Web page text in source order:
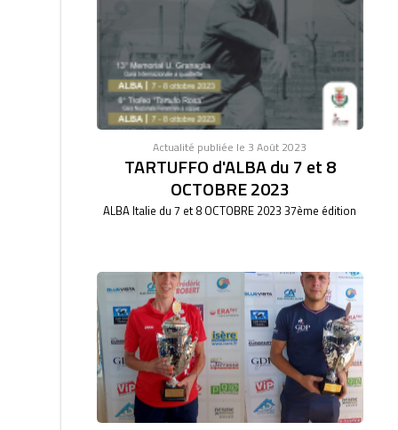
Actualité publiée le 3 Août 2023
TARTUFFO d'ALBA du 7 et 8
OCTOBRE 2023
ALBA Italie du 7 et 8 OCTOBRE 2023 37ème édition